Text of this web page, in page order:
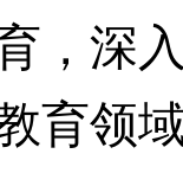
，深
育领